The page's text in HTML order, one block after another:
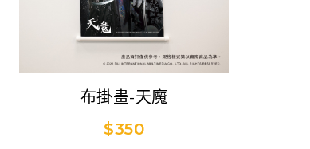
布掛畫-天魔
$350